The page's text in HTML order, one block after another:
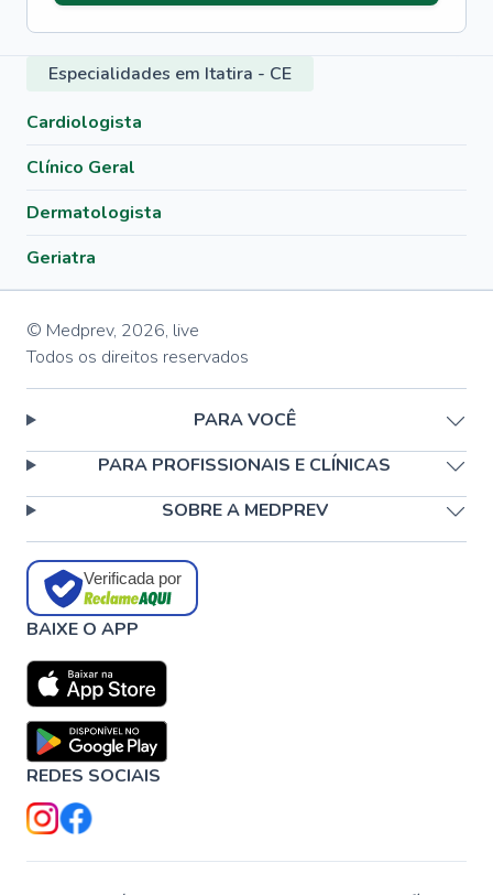
Especialidades em Itatira - CE
Cardiologista
Clínico Geral
Dermatologista
Geriatra
© Medprev, 2026, live
Todos os direitos reservados
PARA VOCÊ
PARA PROFISSIONAIS E CLÍNICAS
SOBRE A MEDPREV
Verificada por
BAIXE O APP
REDES SOCIAIS